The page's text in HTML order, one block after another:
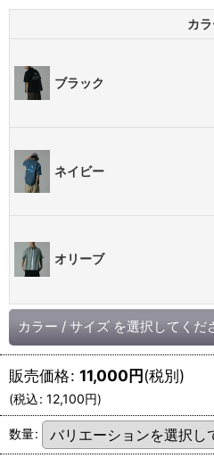
カ
ブラック
ネイビー
オリーブ
カラー / サイズ を選択してくだ
販売価格: 11,000円(税別)
(税込: 12,100円)
数量: